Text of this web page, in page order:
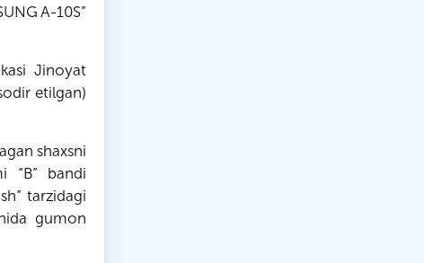
A-10S”
Jinoyat
etilgan)
shaxsni
“B” bandi
tarzidagi
gumon